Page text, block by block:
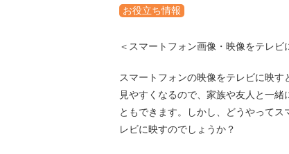
お役立ち情報
＜スマートフォン画像・映像をテレビ
スマートフォンの映像をテレビに映す
見やすくなるので、家族や友人と一緒
ともできます。しかし、どうやってス
レビに映すのでしょうか？